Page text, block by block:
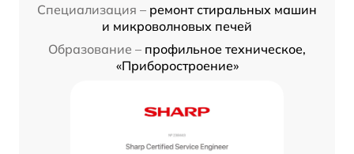
Специализация – ремонт стиральных машин
и микроволновых печей
Образование – профильное техническое,
«Приборостроение»